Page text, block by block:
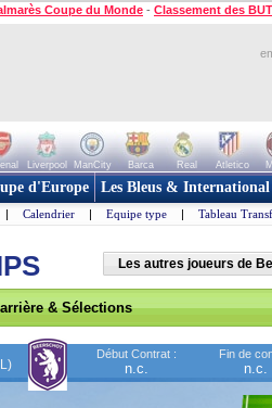
Coupe du Monde - Classement des
Liverpool ManCity Barca Real Atletico
d'Europe Les Bleus & International
| Calendrier | Equipe type | Tableau
Les autres joueurs de
& Sélections
Début Contrat :
n.c.
Fin de
n.c.